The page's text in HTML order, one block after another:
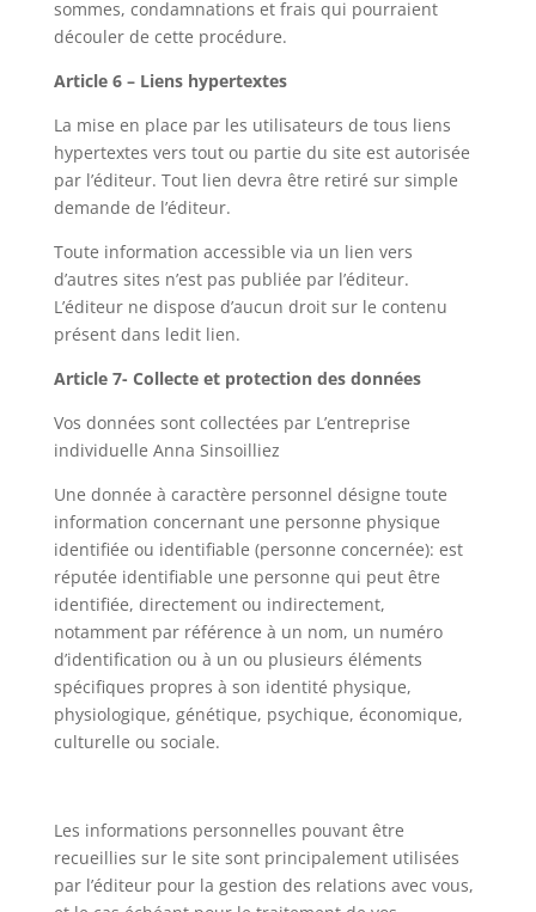
sommes, condamnations et frais qui pourraient
découler de cette procédure.
Article 6 – Liens hypertextes
La mise en place par les utilisateurs de tous liens
hypertextes vers tout ou partie du site est autorisée
par l’éditeur. Tout lien devra être retiré sur simple
demande de l’éditeur.
Toute information accessible via un lien vers
d’autres sites n’est pas publiée par l’éditeur.
L’éditeur ne dispose d’aucun droit sur le contenu
présent dans ledit lien.
Article 7- Collecte et protection des données
Vos données sont collectées par L’entreprise
individuelle Anna Sinsoilliez
Une donnée à caractère personnel désigne toute
information concernant une personne physique
identifiée ou identifiable (personne concernée): est
réputée identifiable une personne qui peut être
identifiée, directement ou indirectement,
notamment par référence à un nom, un numéro
d’identification ou à un ou plusieurs éléments
spécifiques propres à son identité physique,
physiologique, génétique, psychique, économique,
culturelle ou sociale.
Les informations personnelles pouvant être
recueillies sur le site sont principalement utilisées
par l’éditeur pour la gestion des relations avec vous,